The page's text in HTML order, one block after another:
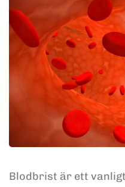
Blodbrist är ett